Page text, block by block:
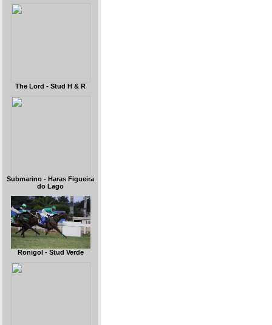
The Lord - Stud H & R
Submarino - Haras Figueira
do Lago
Ronigol - Stud Verde